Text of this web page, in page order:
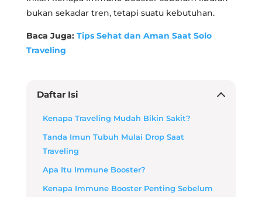
bukan sekadar tren, tetapi suatu kebutuhan.
Baca Juga: Tips Sehat dan Aman Saat Solo
Traveling
Daftar Isi
Kenapa Traveling Mudah Bikin Sakit?
Tanda Imun Tubuh Mulai Drop Saat
Traveling
Apa Itu Immune Booster?
Kenapa Immune Booster Penting Sebelum